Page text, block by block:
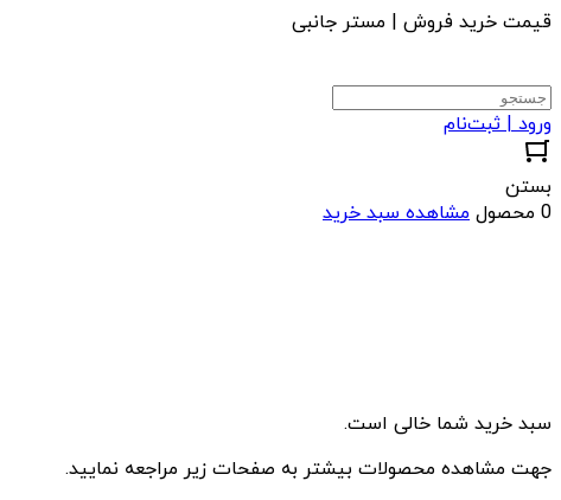
قیمت خرید فروش | مستر جانبی
ورود | ثبت‌نام
بستن
0 محصول
مشاهده سبد خرید
سبد خرید شما خالی است.
جهت مشاهده محصولات بیشتر به صفحات زیر مراجعه نمایید.